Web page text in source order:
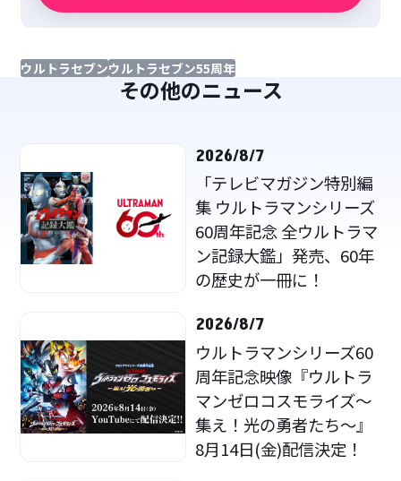
ウルトラセブンウルトラセブン55周年
その他のニュース
2026/8/7
「テレビマガジン特別編
集 ウルトラマンシリーズ
60周年記念 全ウルトラマ
ン記録大鑑」発売、60年
の歴史が一冊に！
2026/8/7
ウルトラマンシリーズ60
周年記念映像『ウルトラ
マンゼロコスモライズ～
集え！光の勇者たち～』
8月14日(金)配信決定！